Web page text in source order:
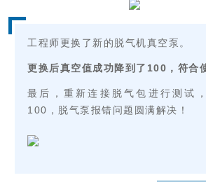
工程师更换了新的脱气机真空泵。
更换后真空值成功降到了100，符合
最后，重新连接脱气包进行测试
100，脱气泵报错问题圆满解决！